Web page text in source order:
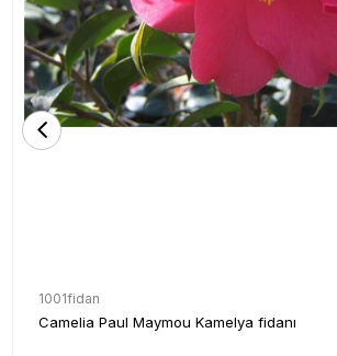
1001fidan
Camelia Paul Maymou Kamelya fidanı